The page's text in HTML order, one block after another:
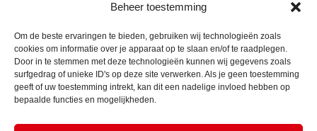
Beheer toestemming
Om de beste ervaringen te bieden, gebruiken wij technologieën zoals
cookies om informatie over je apparaat op te slaan en/of te raadplegen.
Door in te stemmen met deze technologieën kunnen wij gegevens zoals
surfgedrag of unieke ID's op deze site verwerken. Als je geen toestemming
geeft of uw toestemming intrekt, kan dit een nadelige invloed hebben op
bepaalde functies en mogelijkheden.
Klik hier voor de routebeschrijving
info@ets-isolatie.nl
0547 - 850 975